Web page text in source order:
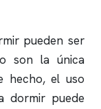
pueden ser
son la única
hecho, el uso
dormir puede